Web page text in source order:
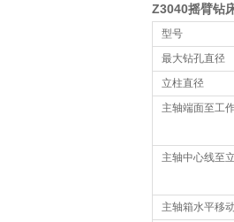
Z3040摇臂钻
型号
最大钻孔直径
立柱直径
主轴端面至工
主轴中心线至
主轴箱水平移